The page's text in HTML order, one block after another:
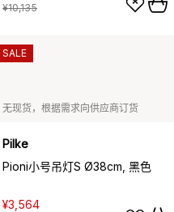
¥10,135
无现货，根据需求向供应商订货
Pilke
Pioni小号吊灯S Ø38cm, 黑色
¥3,564
SALE